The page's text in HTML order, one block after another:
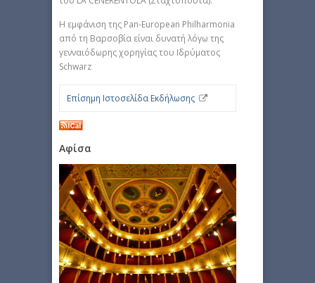
Η εμφάνιση της Pan-European Philharmonia
από τη Βαρσοβία είναι δυνατή λόγω της
γενναιόδωρης χορηγίας του Ιδρύματος
Schwarz
Επίσημη Ιστοσελίδα Εκδήλωσης
Αφίσα